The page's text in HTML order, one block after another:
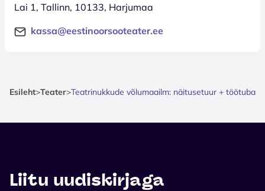
Lai 1, Tallinn, 10133, Harjumaa
kassa@eestinoorsooteater.ee
Esileht>Teater>Teatrinukkude võlumaailm: näitusetuur + töötuba
Liitu uudiskirjaga